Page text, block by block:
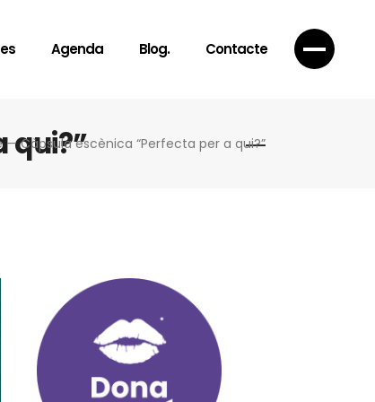
Agenda Blog. Contacte
qui?”
Càpsula escènica “Perfecta per a qui?”